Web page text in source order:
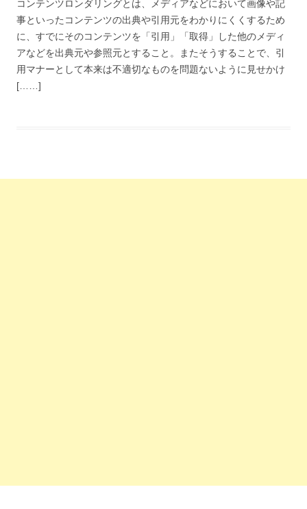
コンテンツロンダリングとは、メディアなどにおいて画像や記
事といったコンテンツの出典や引用元をわかりにくくするため
に、すでにそのコンテンツを「引用」「取得」した他のメディ
アなどを出典元や参照元とすること。またそうすることで、引
用マナーとして本来は不適切なものを問題ないように見せかけ
[……]